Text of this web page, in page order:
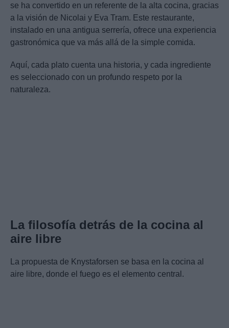
se ha convertido en un referente de la alta cocina, gracias
a la visión de Nicolai y Eva Tram. Este restaurante,
instalado en una antigua serrería, ofrece una experiencia
gastronómica que va más allá de la simple comida.
Aquí, cada plato cuenta una historia, y cada ingrediente
es seleccionado con un profundo respeto por la
naturaleza.
La filosofía detrás de la cocina al
aire libre
La propuesta de Knystaforsen se basa en la cocina al
aire libre, donde el fuego es el elemento central.